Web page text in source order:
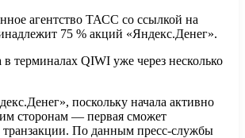
агентство ТАСС со ссылкой на
75 % акций «Яндекс.Денег».
терминалах QIWI уже через несколько
поскольку начала активно
сторонам — первая сможет
транзакции. По данным пресс-службы